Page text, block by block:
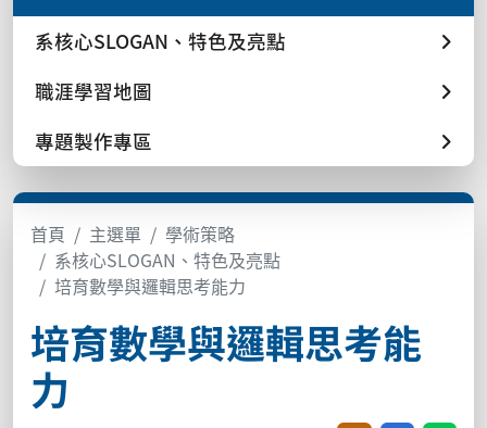
系核心SLOGAN、特色及亮點
職涯學習地圖
專題製作專區
首頁 主選單
學術策略
系核心SLOGAN、特色及亮點
培育數學與邏輯思考能力
培育數學與邏輯思考能
力